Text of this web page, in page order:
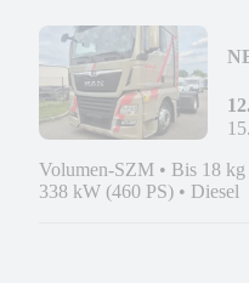
Volumen-SZM • Bis 18 kg
338 kW (460 PS) • Diesel